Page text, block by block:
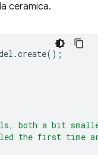
ceramica.
.create();
both a bit
the first time